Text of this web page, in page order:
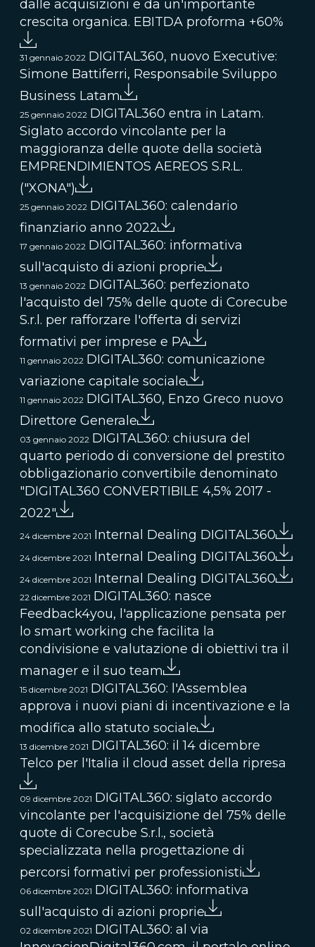
dalle acquisizioni e da un'importante
crescita organica. EBITDA proforma +60%
31 gennaio 2022 DIGITAL360, nuovo Executive:
Simone Battiferri, Responsabile Sviluppo
Business Latam
25 gennaio 2022 DIGITAL360 entra in Latam.
Siglato accordo vincolante per la
maggioranza delle quote della società
EMPRENDIMIENTOS AEREOS S.R.L.
("XONA")
25 gennaio 2022 DIGITAL360: calendario
finanziario anno 2022
17 gennaio 2022 DIGITAL360: informativa
sull'acquisto di azioni proprie
13 gennaio 2022 DIGITAL360: perfezionato
l'acquisto del 75% delle quote di Corecube
S.r.l. per rafforzare l'offerta di servizi
formativi per imprese e PA
11 gennaio 2022 DIGITAL360: comunicazione
variazione capitale sociale
11 gennaio 2022 DIGITAL360, Enzo Greco nuovo
Direttore Generale
03 gennaio 2022 DIGITAL360: chiusura del
quarto periodo di conversione del prestito
obbligazionario convertibile denominato
"DIGITAL360 CONVERTIBILE 4,5% 2017 -
2022"
24 dicembre 2021 Internal Dealing DIGITAL360
24 dicembre 2021 Internal Dealing DIGITAL360
24 dicembre 2021 Internal Dealing DIGITAL360
22 dicembre 2021 DIGITAL360: nasce
Feedback4you, l'applicazione pensata per
lo smart working che facilita la
condivisione e valutazione di obiettivi tra il
manager e il suo team
15 dicembre 2021 DIGITAL360: l'Assemblea
approva i nuovi piani di incentivazione e la
modifica allo statuto sociale
13 dicembre 2021 DIGITAL360: il 14 dicembre
Telco per l'Italia il cloud asset della ripresa
09 dicembre 2021 DIGITAL360: siglato accordo
vincolante per l'acquisizione del 75% delle
quote di Corecube S.r.l., società
specializzata nella progettazione di
percorsi formativi per professionisti
06 dicembre 2021 DIGITAL360: informativa
sull'acquisto di azioni proprie
02 dicembre 2021 DIGITAL360: al via